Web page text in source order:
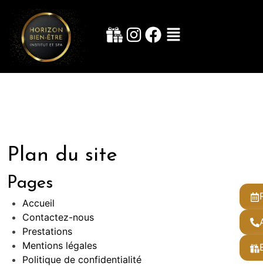
Plan du site
Pages
Accueil
Contactez-nous
Prestations
Mentions légales
Politique de confidentialité